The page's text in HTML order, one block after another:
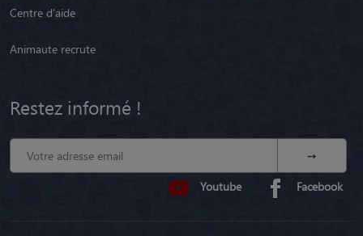
Centre d'aide
Animaute recrute
Restez informé !
Youtube Facebook